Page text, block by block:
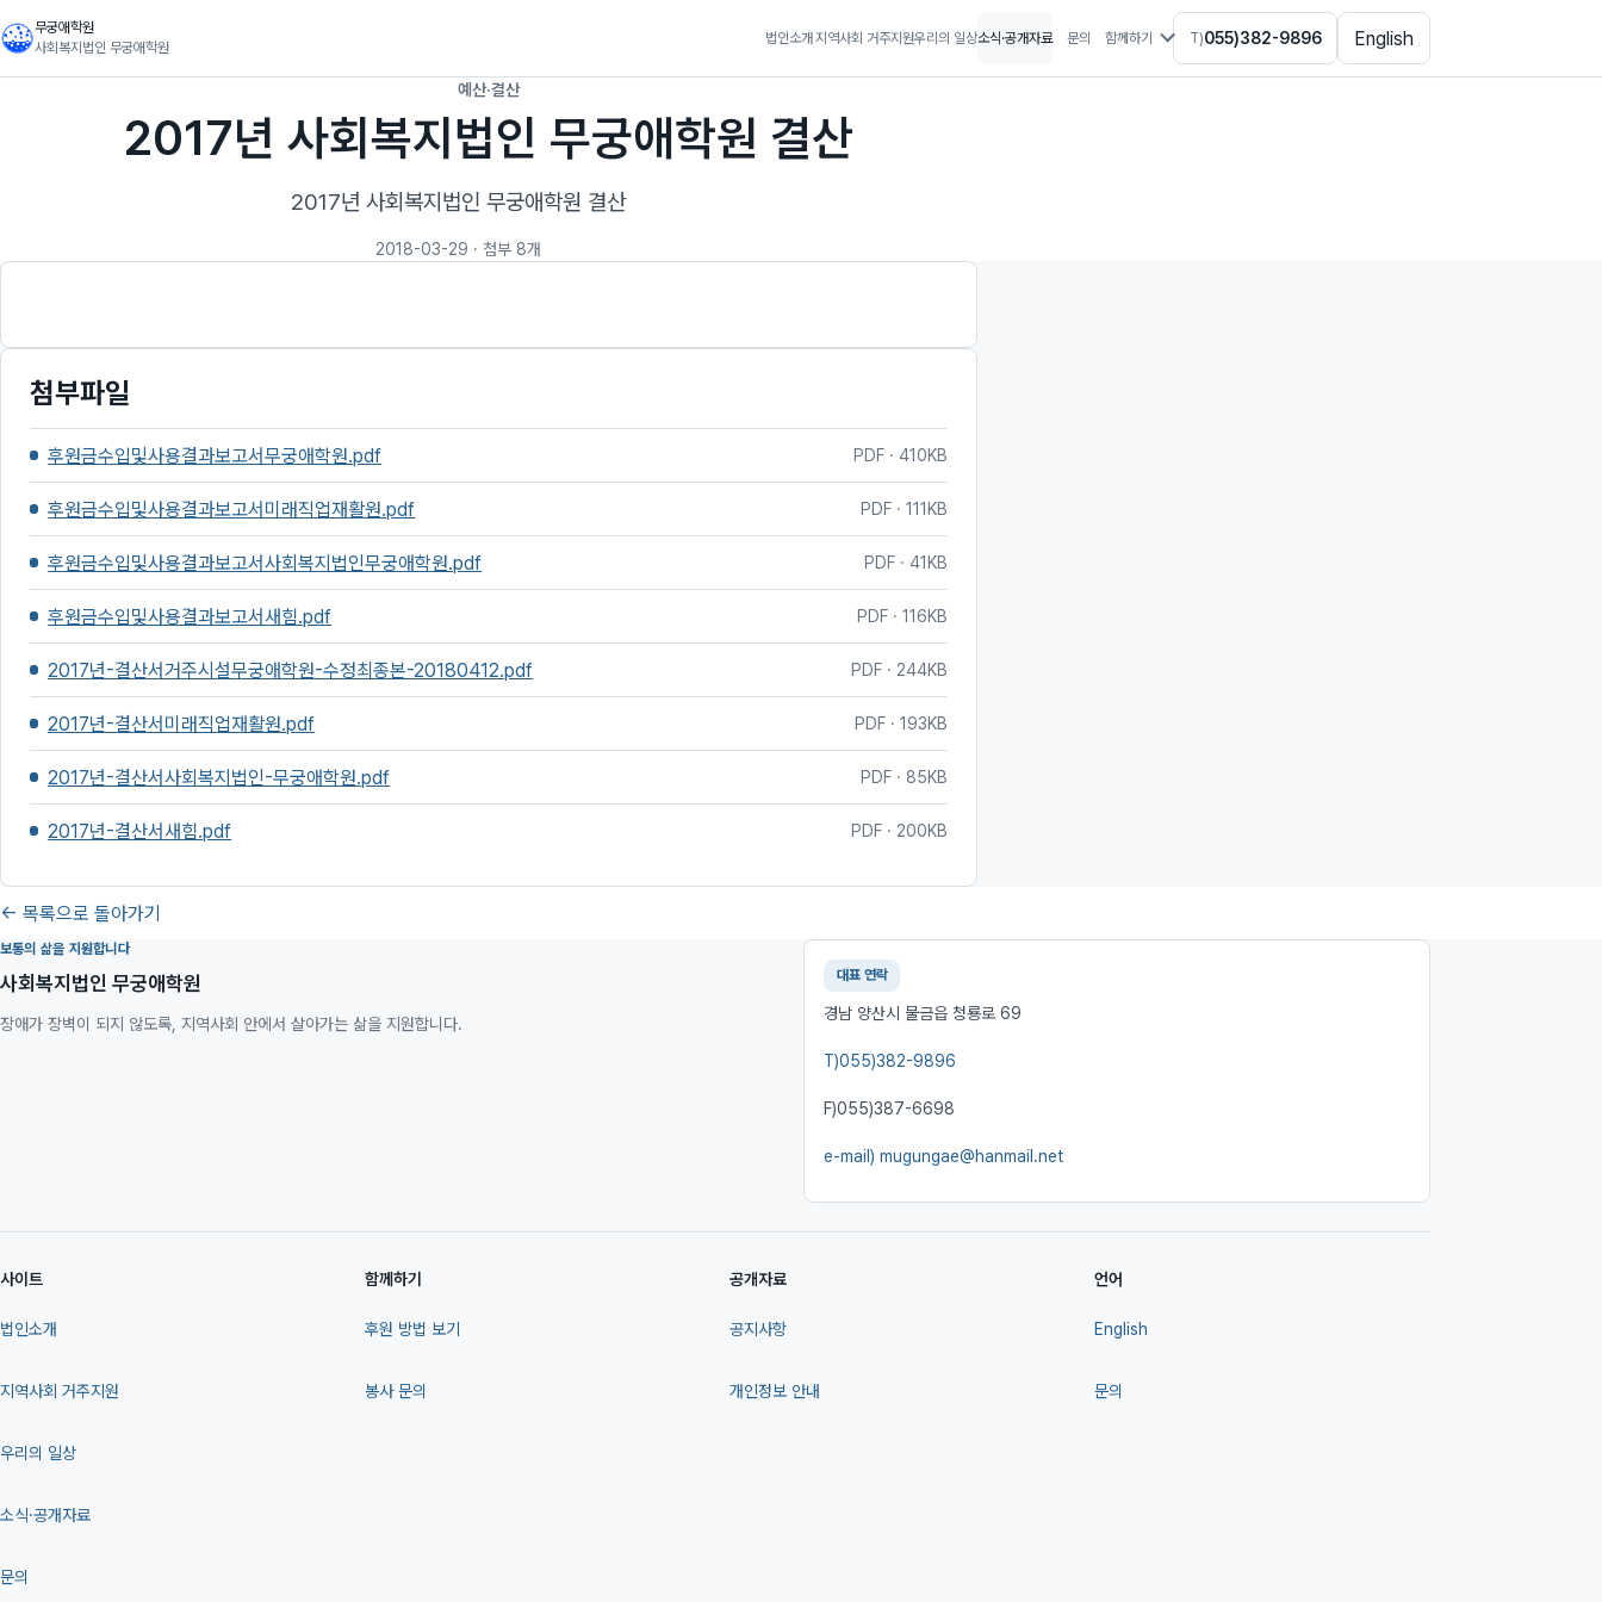
무궁애학원
사회복지법인 무궁애학원
법인소개지역사회 거주지원우리의 일상소식·공개자료 문의 함께하기 T)055)382-9896 English
예산·결산
2017년 사회복지법인 무궁애학원 결산
2017년 사회복지법인 무궁애학원 결산
2018-03-29 · 첨부 8개
첨부파일
후원금수입및사용결과보고서무궁애학원.pdf PDF · 410KB
후원금수입및사용결과보고서미래직업재활원.pdf PDF · 111KB
후원금수입및사용결과보고서사회복지법인무궁애학원.pdf PDF · 41KB
후원금수입및사용결과보고서새힘.pdf PDF · 116KB
2017년-결산서거주시설무궁애학원-수정최종본-20180412.pdf PDF · 244KB
2017년-결산서미래직업재활원.pdf PDF · 193KB
2017년-결산서사회복지법인-무궁애학원.pdf PDF · 85KB
2017년-결산서새힘.pdf PDF · 200KB
← 목록으로 돌아가기
보통의 삶을 지원합니다
사회복지법인 무궁애학원
장애가 장벽이 되지 않도록, 지역사회 안에서 살아가는 삶을 지원합니다.
대표 연락
경남 양산시 물금읍 청룡로 69
T)055)382-9896
F)055)387-6698
e-mail)mugungae@hanmail.net
사이트
법인소개
지역사회 거주지원
우리의 일상
소식·공개자료
문의
함께하기
후원 방법 보기
봉사 문의
공개자료
공지사항
개인정보 안내
언어
English
문의